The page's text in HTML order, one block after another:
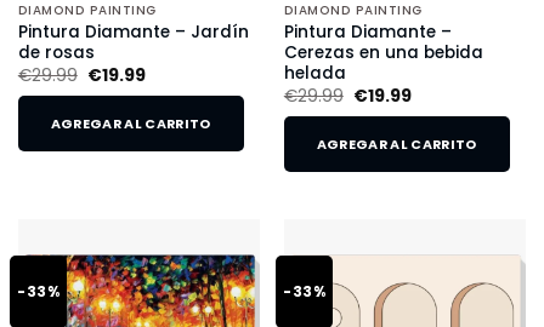
DIAMOND PAINTING
Pintura Diamante – Jardín
de rosas
€29.99 €19.99
AGREGAR AL CARRITO
DIAMOND PAINTING
Pintura Diamante –
Cerezas en una bebida
helada
€29.99 €19.99
AGREGAR AL CARRITO
-33% -33%